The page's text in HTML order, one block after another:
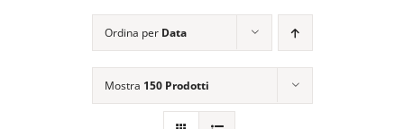
ATTIVITÀ EDITORIALE
Ordina per Data
Mostra 150 Prodotti